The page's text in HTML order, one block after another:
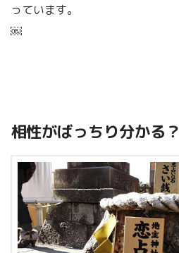
っています。
￼
相性がばっちり分かる？